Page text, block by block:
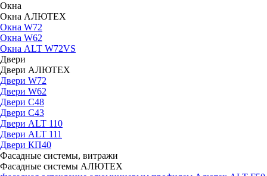
Окна
Окна АЛЮТЕХ
Окна W72
Окна W62
Окна ALT W72VS
Двери
Двери АЛЮТЕХ
Двери W72
Двери W62
Двери C48
Двери С43
Двери ALT 110
Двери ALT 111
Двери КП40
Фасадные системы, витражи
Фасадные системы АЛЮТЕХ